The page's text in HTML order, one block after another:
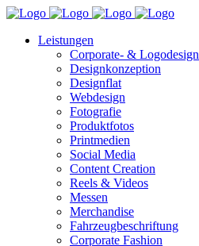
Leistungen
Corporate- & Logodesign
Designkonzeption
Designflat
Webdesign
Fotografie
Produktfotos
Printmedien
Social Media
Content Creation
Reels & Videos
Messen
Merchandise
Fahrzeugbeschriftung
Corporate Fashion